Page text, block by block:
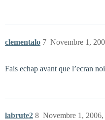
clementalo Novembre 1,
7
Fais echap avant que l’ecran
labrute2 Novembre 1,
8